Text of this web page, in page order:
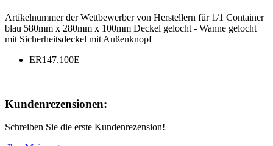
Artikelnummer der Wettbewerber von Herstellern für 1/1 Container
blau 580mm x 280mm x 100mm Deckel gelocht - Wanne gelocht
mit Sicherheitsdeckel mit Außenknopf
ER147.100E
Kundenrezensionen:
Schreiben Sie die erste Kundenrezension!